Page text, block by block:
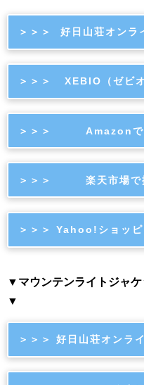
＞＞＞ 好日山荘オンラ
＞＞＞ XEBIO（ゼビ
＞＞＞ Amazon
＞＞＞ 楽天市
＞＞＞ Yahoo!ショッピ
▼ マウンテンライトジャケ
▼
＞＞＞ 好日山荘オンラ